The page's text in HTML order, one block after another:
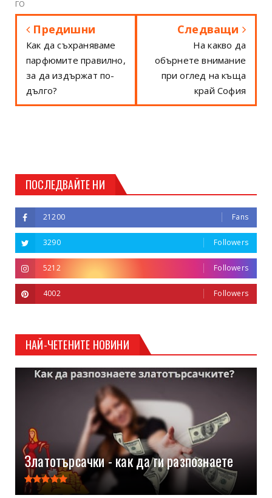
ГО
Предишни
Как да съхраняваме
парфюмите правилно,
за да издържат по-
дълго?
Следващи
На какво да
обърнете внимание
при оглед на къща
край София
ПОСЛЕДВАЙТЕ НИ
21200 Fans
3290 Followers
5212 Followers
4002 Followers
НАЙ-ЧЕТЕНИТЕ НОВИНИ
Златотърсачки - как да ги разпознаете